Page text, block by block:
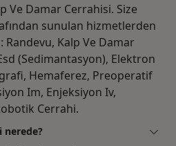
Ve Damar Cerrahisi. Size
sunulan hizmetlerden
Randevu, Kalp Ve Damar
(Sedimantasyon), Elektron
Hemaferez, Preoperatif
Im, Enjeksiyon Iv,
Cerrahi.
nerede?